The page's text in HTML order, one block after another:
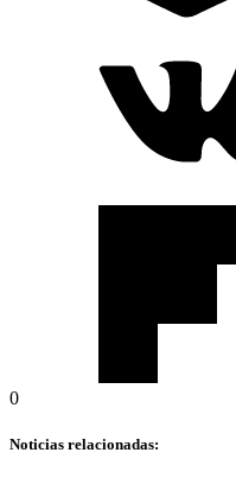
0
Noticias relacionadas: